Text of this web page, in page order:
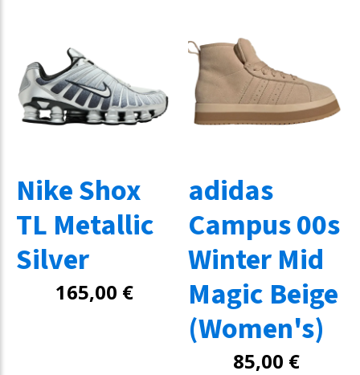
Nike Shox
TL Metallic
Silver
165,00 €
adidas
Campus 00s
Winter Mid
Magic Beige
(Women's)
85,00 €